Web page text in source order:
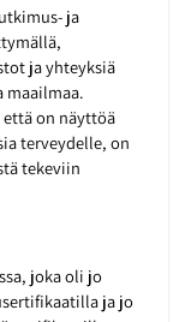
ja
ja yhteyksiä
maailmaa.
on näyttöä
terveydelle, on
tekeviin
joka oli jo
ja jo